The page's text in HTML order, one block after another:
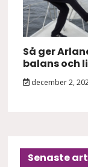
Så ger
balans och
december 2,
Senaste